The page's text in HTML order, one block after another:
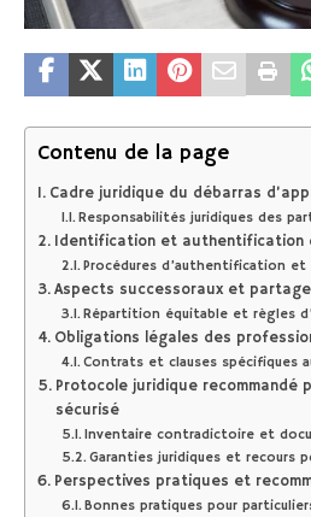
Contenu de la page
Cadre juridique du débarras
Responsabilités juridiques des
Identification et authentification
Procédures d’authentification et
Aspects successoraux et
Répartition équitable et règles
Obligations légales des
Contrats et clauses spécifiques
Protocole juridique recommandé
sécurisé
Inventaire contradictoire et
Garanties juridiques et recours
Perspectives pratiques et
Bonnes pratiques pour